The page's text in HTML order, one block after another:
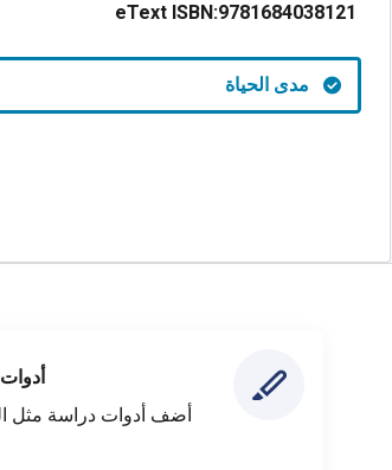
eText ISBN:9781684038121
مدى الحياة
أضف أدوات دراسة مثل